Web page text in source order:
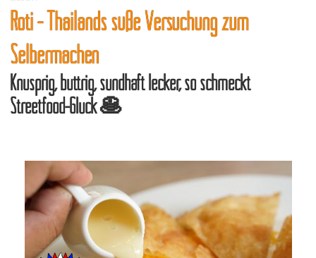
Roti - Thailands süße Versuchung zum
Selbermachen
Knusprig, buttrig, sündhaft lecker, so schmeckt
Streetfood-Glück 🥞